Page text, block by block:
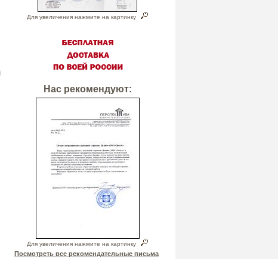
Для увеличения нажмите на картинку
Нас рекомендуют:
Для увеличения нажмите на картинку
Посмотреть все рекомендательные письма